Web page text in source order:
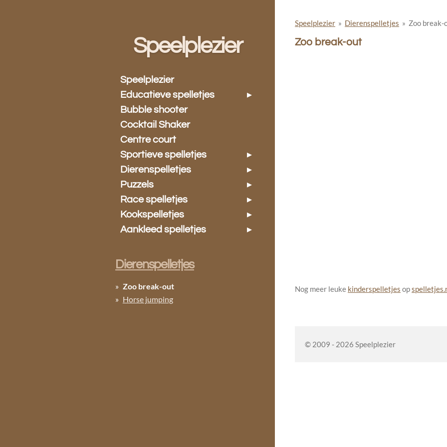
Speelplezier » Dierenspelletjes » Zoo break-
Zoo break-out
Nog meer leuke kinderspelletjes op
© 2009 - 2026 Speelplezier
Speelplezier
Speelplezier
Educatieve spelletjes
Bubble shooter
Cocktail Shaker
Centre court
Sportieve spelletjes
Dierenspelletjes
Puzzels
Race spelletjes
Kookspelletjes
Aankleed spelletjes
Dierenspelletjes
Zoo break-out
Horse jumping